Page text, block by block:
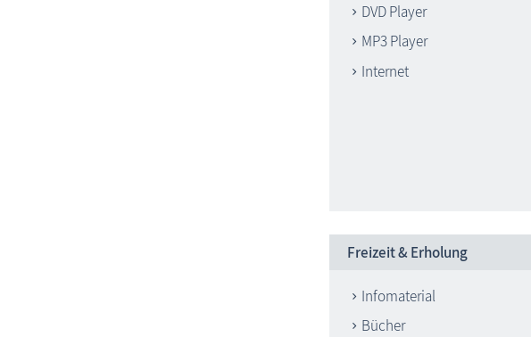
DVD Player
MP3 Player
Internet
Freizeit & Erholung
Infomaterial
Bücher